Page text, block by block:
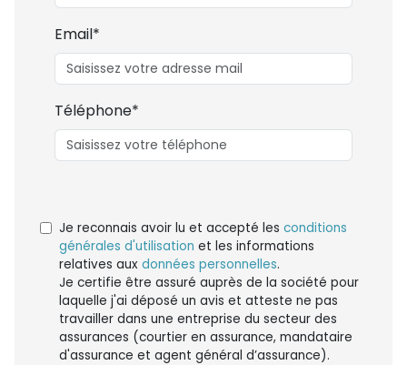
Email*
Téléphone*
Je reconnais avoir lu et accepté les conditions
générales d'utilisation et les informations
relatives aux données personnelles.
Je certifie être assuré auprès de la société pour
laquelle j'ai déposé un avis et atteste ne pas
travailler dans une entreprise du secteur des
assurances (courtier en assurance, mandataire
d'assurance et agent général d’assurance).